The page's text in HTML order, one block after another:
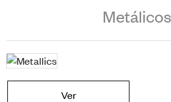
Metálicos
Ver